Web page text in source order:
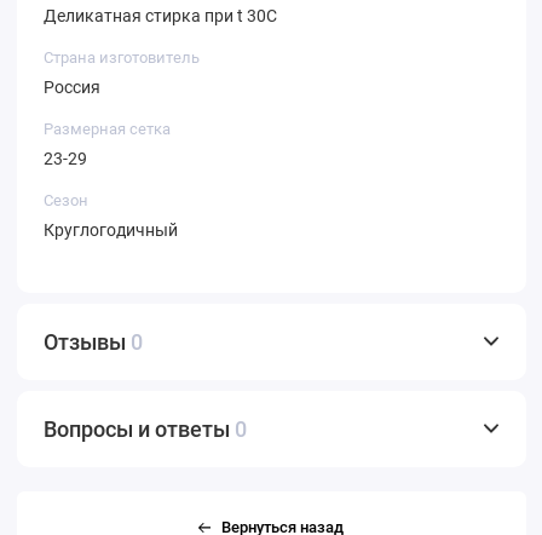
Деликатная стирка при t 30С
Страна изготовитель
Россия
Размерная сетка
23-29
Сезон
Круглогодичный
Отзывы 0
Вопросы и ответы 0
Вернуться назад